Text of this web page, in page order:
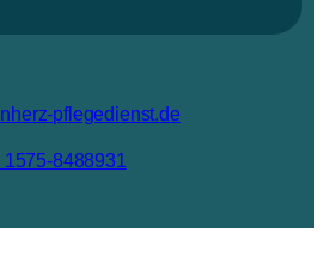
pflegedienst.de
1575-8488931